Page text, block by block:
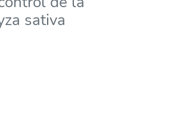
sativa